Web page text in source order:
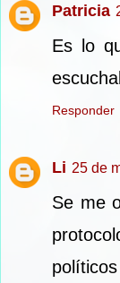
Patricia
Es lo
Responder
Li 25 de
Se me